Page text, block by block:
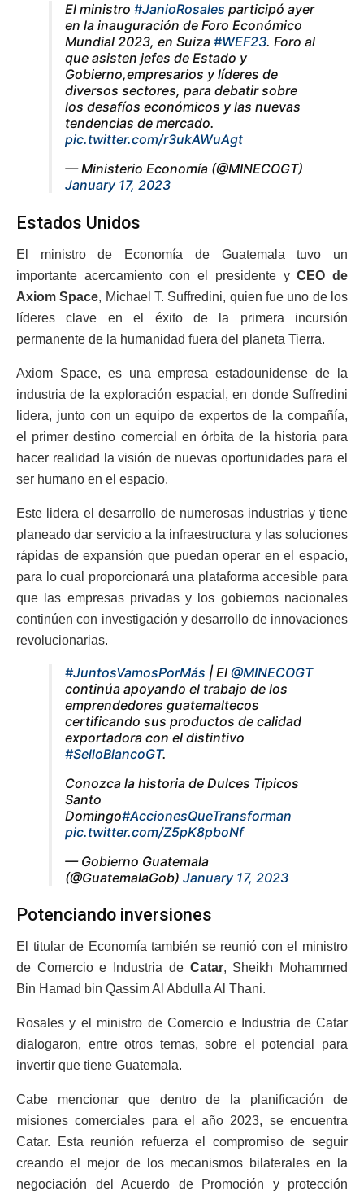
El ministro #JanioRosales participó ayer
en la inauguración de Foro Económico
Mundial 2023, en Suiza #WEF23. Foro al
que asisten jefes de Estado y
Gobierno,empresarios y líderes de
diversos sectores, para debatir sobre
los desafíos económicos y las nuevas
tendencias de mercado.
pic.twitter.com/r3ukAWuAgt
— Ministerio Economía (@MINECOGT)
January 17, 2023
Estados Unidos
El ministro de Economía de Guatemala tuvo un
importante acercamiento con el presidente yCEO de
Axiom Space, Michael T. Suffredini, quien fue uno de los
líderes clave en el éxito de la primera incursión
permanente de la humanidad fuera del planeta Tierra.
Axiom Space, es una empresa estadounidense de la
industria de la exploración espacial, en donde Suffredini
lidera, junto con un equipo de expertos de la compañía,
el primer destino comercial en órbita de la historia para
hacer realidad la visión de nuevas oportunidades para el
ser humano en el espacio.
Este lidera el desarrollo de numerosas industrias y tiene
planeado dar servicio a la infraestructura y las soluciones
rápidas de expansión que puedan operar en el espacio,
para lo cual proporcionará una plataforma accesible para
que las empresas privadas y los gobiernos nacionales
continúen con investigación y desarrollo de innovaciones
revolucionarias.
#JuntosVamosPorMás | El @MINECOGT
continúa apoyando el trabajo de los
emprendedores guatemaltecos
certificando sus productos de calidad
exportadora con el distintivo
#SelloBlancoGT.
Conozca la historia de Dulces Tipicos
Santo
Domingo#AccionesQueTransforman
pic.twitter.com/Z5pK8pboNf
— Gobierno Guatemala
(@GuatemalaGob) January 17, 2023
Potenciando inversiones
El titular de Economía también se reunió con el ministro
de Comercio e Industria de Catar, Sheikh Mohammed
Bin Hamad bin Qassim Al Abdulla Al Thani.
Rosales y el ministro de Comercio e Industria de Catar
dialogaron, entre otros temas, sobre el potencial para
invertir que tiene Guatemala.
Cabe mencionar que dentro de la planificación de
misiones comerciales para el año 2023, se encuentra
Catar. Esta reunión refuerza el compromiso de seguir
creando el mejor de los mecanismos bilaterales en la
negociación del Acuerdo de Promoción y protección